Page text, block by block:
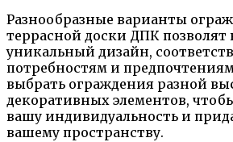
Разнообразные варианты
террасной доски ДПК позволят
уникальный дизайн,
потребностям и
выбрать ограждения разной
декоративных элементов,
вашу индивидуальность и
вашему пространству.